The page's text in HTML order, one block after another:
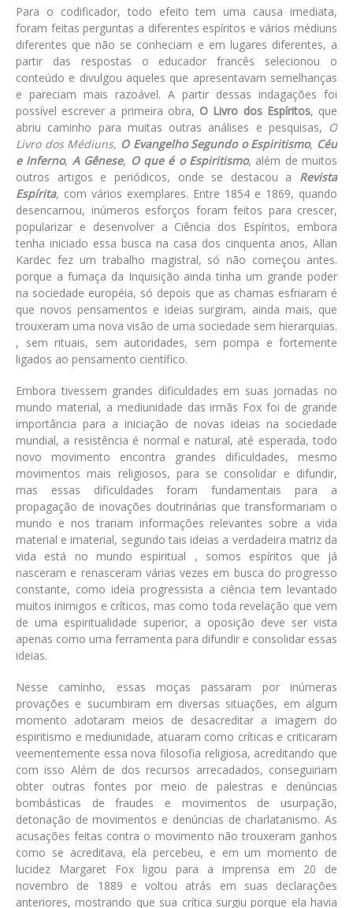
Para o codificador, todo efeito tem uma causa imediata,
foram feitas perguntas a diferentes espíritos e vários médiuns
diferentes que não se conheciam e em lugares diferentes, a
partir das respostas o educador francês selecionou o
conteúdo e divulgou aqueles que apresentavam semelhanças
e pareciam mais razoável. A partir dessas indagações foi
possível escrever a primeira obra, O Livro dos Espíritos, que
abriu caminho para muitas outras análises e pesquisas, O
Livro dos Médiuns, O Evangelho Segundo o Espiritismo, Céu
e Inferno, A Gênese, O que é o Espiritismo, além de muitos
outros artigos e periódicos, onde se destacou a Revista
Espírita, com vários exemplares. Entre 1854 e 1869, quando
desencarnou, inúmeros esforços foram feitos para crescer,
popularizar e desenvolver a Ciência dos Espíritos, embora
tenha iniciado essa busca na casa dos cinquenta anos, Allan
Kardec fez um trabalho magistral, só não começou antes.
porque a fumaça da Inquisição ainda tinha um grande poder
na sociedade européia, só depois que as chamas esfriaram é
que novos pensamentos e ideias surgiram, ainda mais, que
trouxeram uma nova visão de uma sociedade sem hierarquias.
, sem rituais, sem autoridades, sem pompa e fortemente
ligados ao pensamento científico.
Embora tivessem grandes dificuldades em suas jornadas no
mundo material, a mediunidade das irmãs Fox foi de grande
importância para a iniciação de novas ideias na sociedade
mundial, a resistência é normal e natural, até esperada, todo
novo movimento encontra grandes dificuldades, mesmo
movimentos mais religiosos, para se consolidar e difundir,
mas essas dificuldades foram fundamentais para a
propagação de inovações doutrinárias que transformariam o
mundo e nos trariam informações relevantes sobre a vida
material e imaterial, segundo tais ideias a verdadeira matriz da
vida está no mundo espiritual , somos espíritos que já
nasceram e renasceram várias vezes em busca do progresso
constante, como ideia progressista a ciência tem levantado
muitos inimigos e críticos, mas como toda revelação que vem
de uma espiritualidade superior, a oposição deve ser vista
apenas como uma ferramenta para difundir e consolidar essas
ideias.
Nesse caminho, essas moças passaram por inúmeras
provações e sucumbiram em diversas situações, em algum
momento adotaram meios de desacreditar a imagem do
espiritismo e mediunidade, atuaram como críticas e criticaram
veementemente essa nova filosofia religiosa, acreditando que
com isso Além de dos recursos arrecadados, conseguiriam
obter outras fontes por meio de palestras e denúncias
bombásticas de fraudes e movimentos de usurpação,
detonação de movimentos e denúncias de charlatanismo. As
acusações feitas contra o movimento não trouxeram ganhos
como se acreditava, ela percebeu, e em um momento de
lucidez Margaret Fox ligou para a imprensa em 20 de
novembro de 1889 e voltou atrás em suas declarações
anteriores, mostrando que sua crítica surgiu porque ela havia